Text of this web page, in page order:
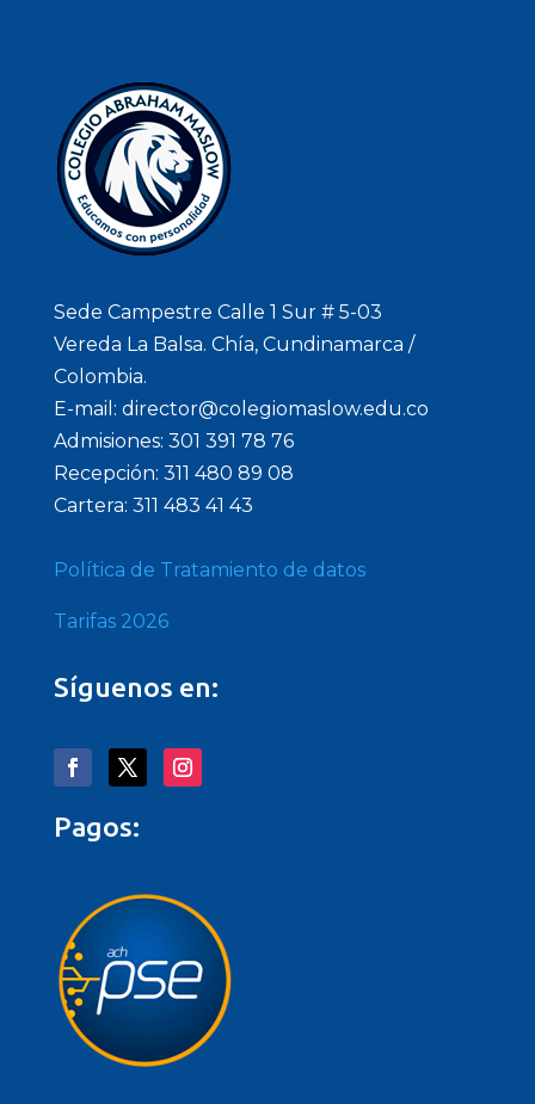
Sede Campestre Calle 1 Sur # 5-03
Vereda La Balsa. Chía, Cundinamarca /
Colombia.
E-mail: director@colegiomaslow.edu.co
Admisiones: 301 391 78 76
Recepción: 311 480 89 08
Cartera: 311 483 41 43
Política de Tratamiento de datos
Tarifas 2026
Síguenos en:
Pagos: